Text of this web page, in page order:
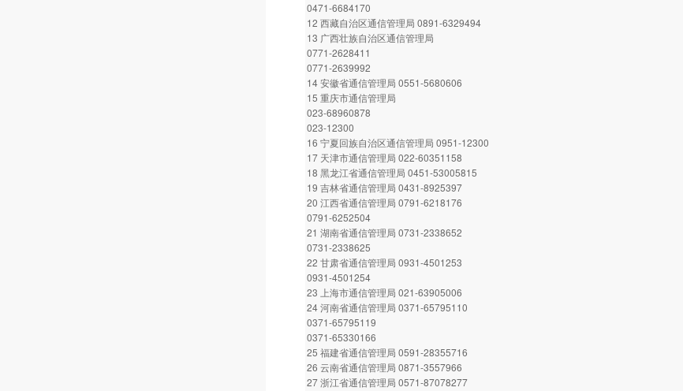
0471-6684170
12 西藏自治区通信管理局 0891-6329494
13 广西壮族自治区通信管理局
0771-2628411
0771-2639992
14 安徽省通信管理局 0551-5680606
15 重庆市通信管理局
023-68960878
023-12300
16 宁夏回族自治区通信管理局 0951-12300
17 天津市通信管理局 022-60351158
18 黑龙江省通信管理局 0451-53005815
19 吉林省通信管理局 0431-8925397
20 江西省通信管理局 0791-6218176
0791-6252504
21 湖南省通信管理局 0731-2338652
0731-2338625
22 甘肃省通信管理局 0931-4501253
0931-4501254
23 上海市通信管理局 021-63905006
24 河南省通信管理局 0371-65795110
0371-65795119
0371-65330166
25 福建省通信管理局 0591-28355716
26 云南省通信管理局 0871-3557966
27 浙江省通信管理局 0571-87078277